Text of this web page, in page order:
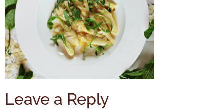
Leave a Reply